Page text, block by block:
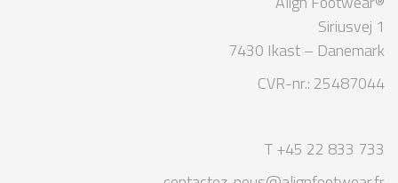
Siriusvej 1
7430 Ikast – Danemark
CVR-nr.: 25487044
T +45 22 833 733